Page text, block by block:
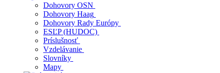
Dohovory OSN
Dohovory Haag
Dohovory Rady Európy
ESĽP (HUDOC)
Príslušnosť
Vzdelávanie
Slovníky
Mapy